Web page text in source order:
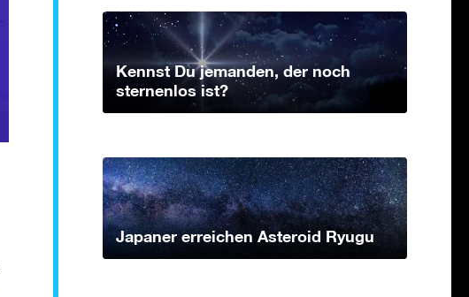
Kennst Du jemanden, der noch
sternenlos ist?
Japaner erreichen Asteroid Ryugu